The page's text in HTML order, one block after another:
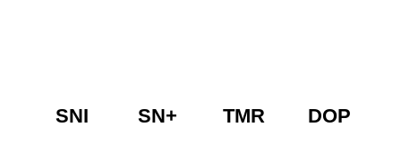
SNI SN+ TMR DOP